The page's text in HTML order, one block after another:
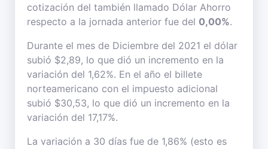
cotización del también llamado Dólar Ahorro
respecto a la jornada anterior fue del 0,00%.
Durante el mes de Diciembre del 2021 el dólar
subió $2,89, lo que dió un incremento en la
variación del 1,62%. En el año el billete
norteamericano con el impuesto adicional
subió $30,53, lo que dió un incremento en la
variación del 17,17%.
La variación a 30 días fue de 1,86% (esto es